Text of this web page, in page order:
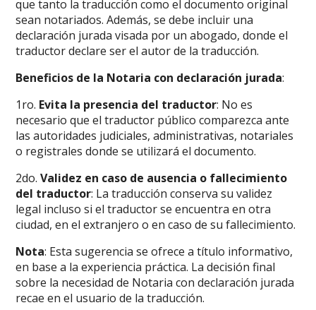
que tanto la traducción como el documento original
sean notariados. Además, se debe incluir una
declaración jurada visada por un abogado, donde el
traductor declare ser el autor de la traducción.
Beneficios de la Notaria con declaración jurada:
1ro. Evita la presencia del traductor: No es
necesario que el traductor público comparezca ante
las autoridades judiciales, administrativas, notariales
o registrales donde se utilizará el documento.
2do.Validez en caso de ausencia o fallecimiento
del traductor: La traducción conserva su validez
legal incluso si el traductor se encuentra en otra
ciudad, en el extranjero o en caso de su fallecimiento.
Nota: Esta sugerencia se ofrece a título informativo,
en base a la experiencia práctica. La decisión final
sobre la necesidad de Notaria con declaración jurada
recae en el usuario de la traducción.